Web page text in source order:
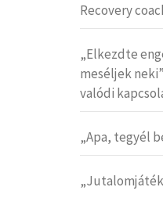
Recovery
„Elkezdte
meséljek
valódi
„Apa, tegyél